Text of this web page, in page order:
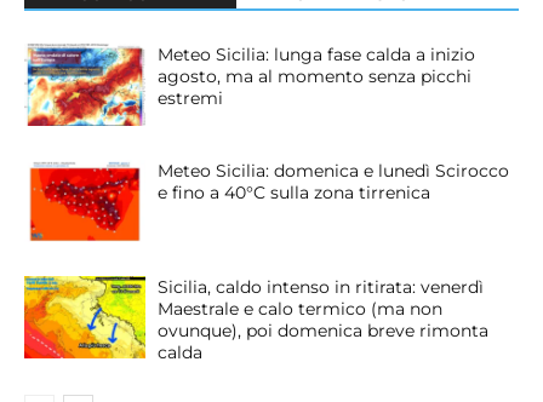
Meteo Sicilia: lunga fase calda a inizio
agosto, ma al momento senza picchi
estremi
Meteo Sicilia: domenica e lunedì Scirocco
e fino a 40°C sulla zona tirrenica
Sicilia, caldo intenso in ritirata: venerdì
Maestrale e calo termico (ma non
ovunque), poi domenica breve rimonta
calda